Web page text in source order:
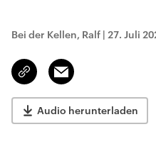
Bei der Kellen, Ralf | 27. Juli
Link
kopieren/teilen
Email
Audio herunterladen